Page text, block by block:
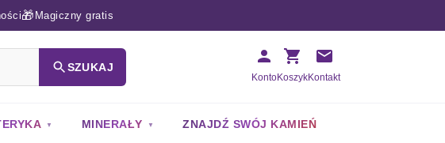
🎁 Magiczny gratis
SZUKAJ
KontoKoszykKontakt
MINERAŁY ZNAJDŹ SWÓJ KAMIEŃ